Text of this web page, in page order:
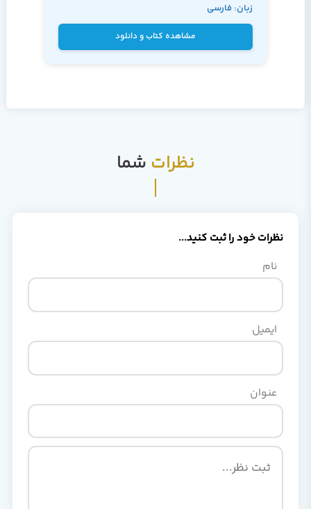
زبان: فارسی
مشاهده کتاب و دانلود
نظرات شما
نظرات خود را ثبت کنید...
نام
ایمیل
عنوان